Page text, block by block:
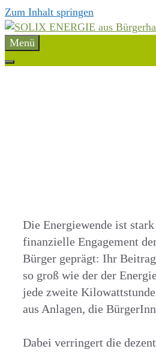
Zum Inhalt springen
Menü
Die Energiewende ist stark
finanzielle Engagement
Bürger geprägt: Ihr
so groß wie der der
jede zweite
aus Anlagen, die
Dabei verringert die